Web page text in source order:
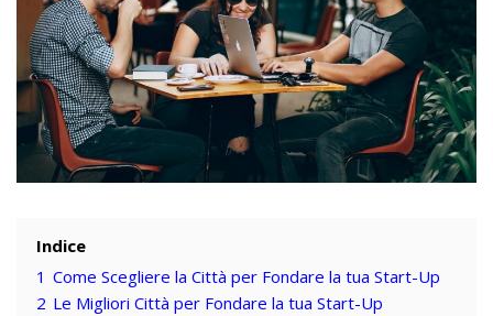
Indice
1 Come Scegliere la Città per Fondare la tua Start-Up
2 Le Migliori Città per Fondare la tua Start-Up